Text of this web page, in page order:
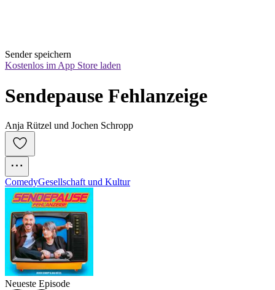
Sender speichern
Kostenlos im App Store laden
Sendepause Fehlanzeige
Anja Rützel und Jochen Schropp
ComedyGesellschaft und Kultur
Neueste Episode